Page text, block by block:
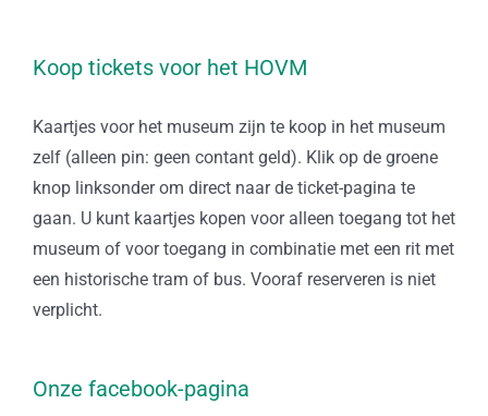
Koop tickets voor het HOVM
Kaartjes voor het museum zijn te koop in het museum
zelf (alleen pin: geen contant geld). Klik op de groene
knop linksonder om direct naar de ticket-pagina te
gaan. U kunt kaartjes kopen voor alleen toegang tot het
museum of voor toegang in combinatie met een rit met
een historische tram of bus. Vooraf reserveren is niet
verplicht.
Onze facebook-pagina